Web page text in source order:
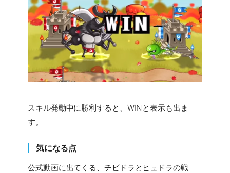
スキル発動中に勝利すると、WINと表示も出ま
す。
気になる点
公式動画に出てくる、チビドラとヒュドラの戦